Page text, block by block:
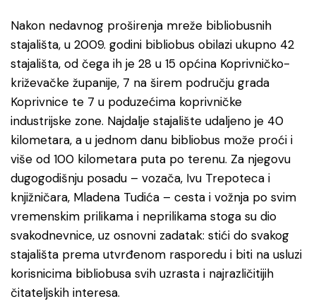
Nakon nedavnog proširenja mreže bibliobusnih
stajališta, u 2009. godini bibliobus obilazi ukupno 42
stajališta, od čega ih je 28 u 15 općina Koprivničko-
križevačke županije, 7 na širem području grada
Koprivnice te 7 u poduzećima koprivničke
industrijske zone. Najdalje stajalište udaljeno je 40
kilometara, a u jednom danu bibliobus može proći i
više od 100 kilometara puta po terenu. Za njegovu
dugogodišnju posadu – vozača, Ivu Trepoteca i
knjižničara, Mladena Tudića – cesta i vožnja po svim
vremenskim prilikama i neprilikama stoga su dio
svakodnevnice, uz osnovni zadatak: stići do svakog
stajališta prema utvrđenom rasporedu i biti na usluzi
korisnicima bibliobusa svih uzrasta i najrazličitijih
čitateljskih interesa.